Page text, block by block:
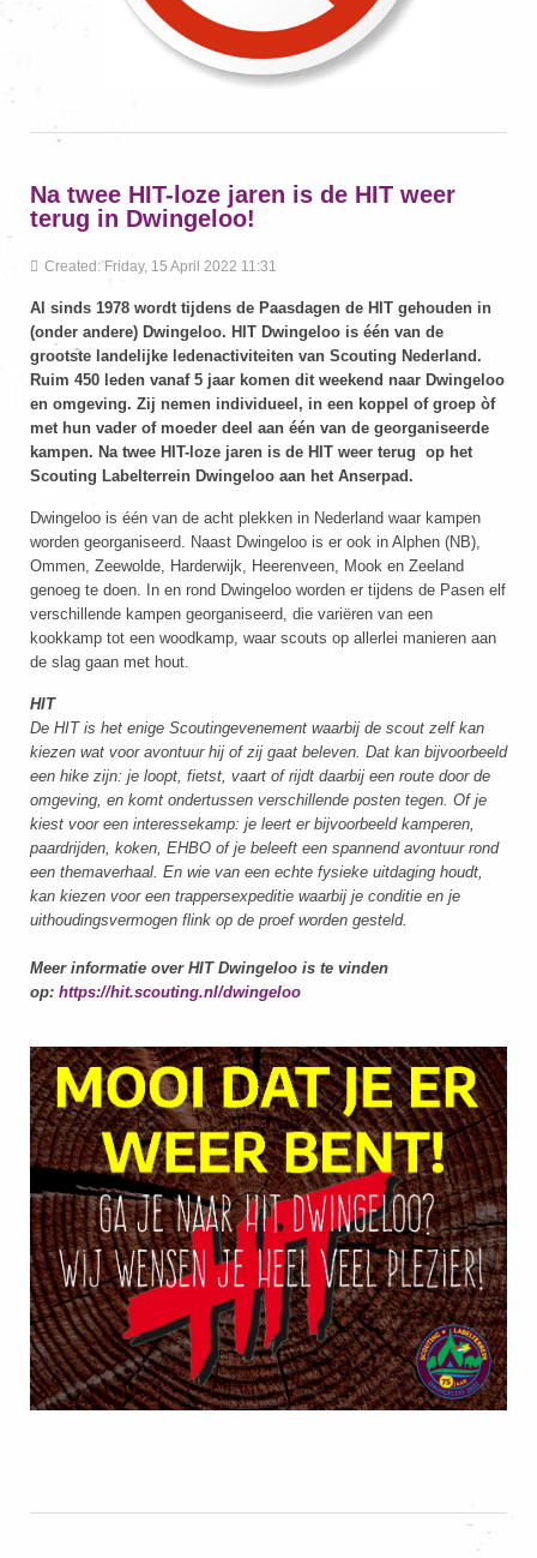
Na twee HIT-loze jaren is de HIT weer
terug in Dwingeloo!
Created: Friday, 15 April 2022 11:31
Al sinds 1978 wordt tijdens de Paasdagen de HIT gehouden in
(onder andere) Dwingeloo. HIT Dwingeloo is één van de
grootste landelijke ledenactiviteiten van Scouting Nederland.
Ruim 450 leden vanaf 5 jaar komen dit weekend naar Dwingeloo
en omgeving. Zij nemen individueel, in een koppel of groep òf
met hun vader of moeder deel aan één van de georganiseerde
kampen. Na twee HIT-loze jaren is de HIT weer terug op het
Scouting Labelterrein Dwingeloo aan het Anserpad.
Dwingeloo is één van de acht plekken in Nederland waar kampen
worden georganiseerd. Naast Dwingeloo is er ook in Alphen (NB),
Ommen, Zeewolde, Harderwijk, Heerenveen, Mook en Zeeland
genoeg te doen. In en rond Dwingeloo worden er tijdens de Pasen elf
verschillende kampen georganiseerd, die variëren van een
kookkamp tot een woodkamp, waar scouts op allerlei manieren aan
de slag gaan met hout.
HIT
De HIT is het enige Scoutingevenement waarbij de scout zelf kan
kiezen wat voor avontuur hij of zij gaat beleven. Dat kan bijvoorbeeld
een hike zijn: je loopt, fietst, vaart of rijdt daarbij een route door de
omgeving, en komt ondertussen verschillende posten tegen. Of je
kiest voor een interessekamp: je leert er bijvoorbeeld kamperen,
paardrijden, koken, EHBO of je beleeft een spannend avontuur rond
een themaverhaal. En wie van een echte fysieke uitdaging houdt,
kan kiezen voor een trappersexpeditie waarbij je conditie en je
uithoudingsvermogen flink op de proef worden gesteld.
Meer informatie over HIT Dwingeloo is te vinden
op: https://hit.scouting.nl/dwingeloo